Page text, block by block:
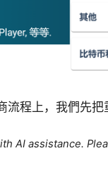
程上，我們先把
AI assistance.